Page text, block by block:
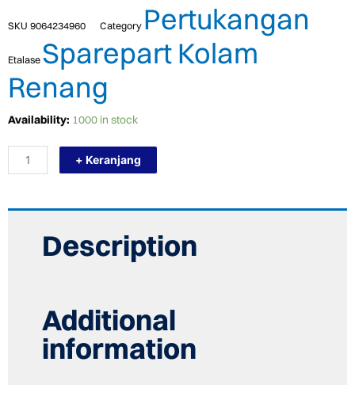
SKU 9064234960 Category Pertukangan
Etalase Sparepart Kolam
Renang
Availability: 1000 in stock
TERMURAH
KIT
SENSOR
CL
+ Keranjang
Description
Additional
information